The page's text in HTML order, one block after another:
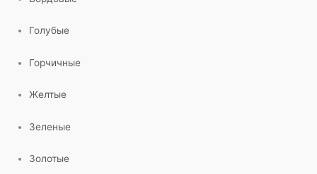
Голубые
Горчичные
Желтые
Зеленые
Золотые